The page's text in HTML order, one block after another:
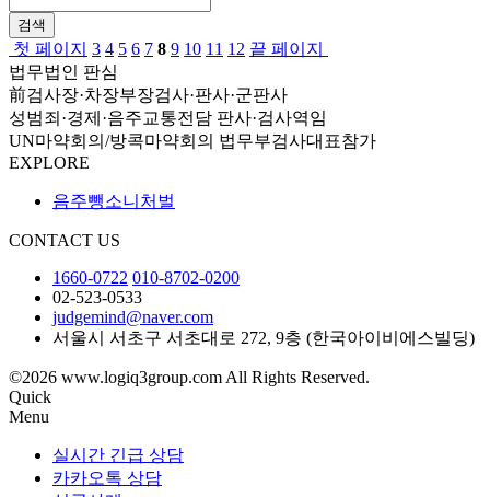
검색
첫 페이지 3 4 5 6 7 8 9 10 11 12 끝 페이지
법무법인 판심
前검사장·차장부장검사·판사·군판사
성범죄·경제·음주교통전담 판사·검사역임
UN마약회의/방콕마약회의 법무부검사대표참가
EXPLORE
음주뺑소니처벌
CONTACT US
1660-0722 010-8702-0200
02-523-0533
judgemind@naver.com
서울시 서초구 서초대로 272, 9층 (한국아이비에스빌딩)
©2026 www.logiq3group.com All Rights Reserved.
Quick
Menu
실시간 긴급 상담
카카오톡 상담